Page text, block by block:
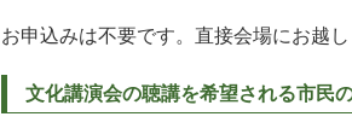
お申込みは不要です。直接会場にお越し
文化講演会の聴講を希望される市民